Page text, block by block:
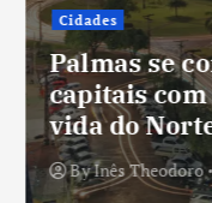
Cidades
Palmas se
capitais com
vida do
ByInês Theodoro